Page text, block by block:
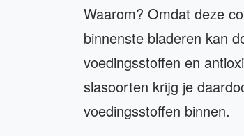
Waarom? Omdat deze
binnenste bladeren kan
voedingsstoffen en
slasoorten krijg je
voedingsstoffen binnen.